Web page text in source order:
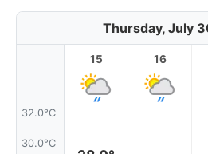
Thursday, July
32.0°C
30.0°C
15 16